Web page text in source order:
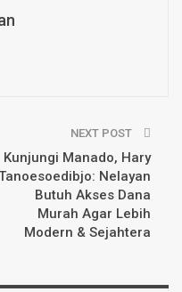
NEXT POST
Kunjungi Manado, Hary
Nelayan
Butuh Akses Dana
Murah Agar Lebih
Modern & Sejahtera